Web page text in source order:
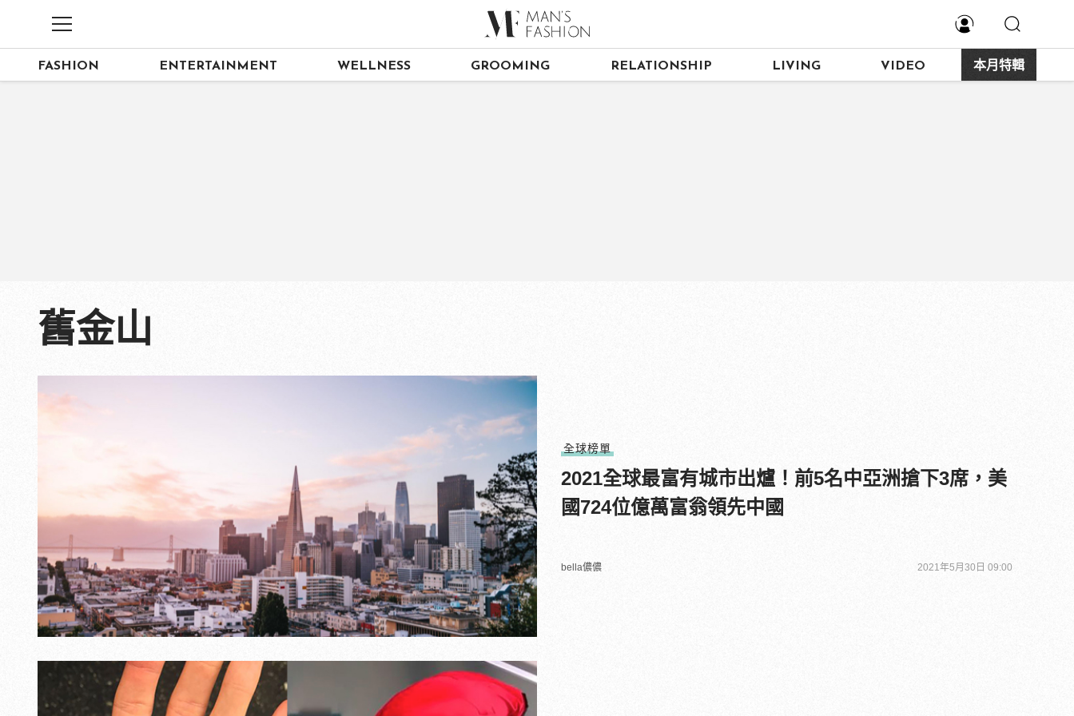
FASHION ENTERTAINMENT WELLNESS GROOMING RELATIONSHIP LIVING VIDEO 本月特輯
舊金山
全球榜單
2021全球最富有城市出爐！前5名中亞洲搶下3席，美
國724位億萬富翁領先中國
bella儂儂 2021年5月30日 09:00